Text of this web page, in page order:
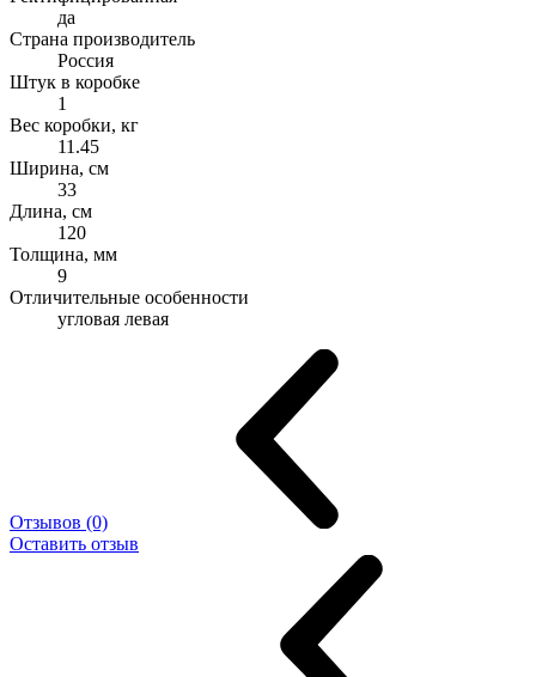
да
Страна производитель
Россия
Штук в коробке
1
Вес коробки, кг
11.45
Ширина, см
33
Длина, см
120
Толщина, мм
9
Отличительные особенности
угловая левая
Отзывов (0)
Оставить отзыв